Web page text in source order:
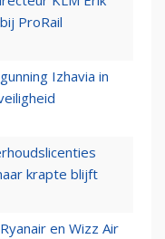
ProRail
Izhavia in
krapte blijft
en Wizz Air